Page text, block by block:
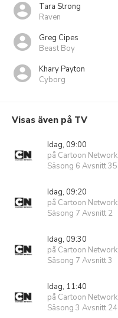
Tara Strong
Raven
Greg Cipes
Beast Boy
Khary Payton
Cyborg
Visas även på TV
Idag, 09:00
på Cartoon Network
Säsong 6 Avsnitt 35
Idag, 09:20
på Cartoon Network
Säsong 7 Avsnitt 2
Idag, 09:30
på Cartoon Network
Säsong 7 Avsnitt 3
Idag, 11:40
på Cartoon Network
Säsong 3 Avsnitt 24